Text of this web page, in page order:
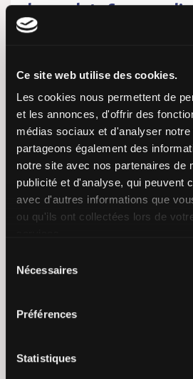
Ce site web utilise des cookies.
Les cookies nous permettent de
et les annonces, d'offrir des
médias sociaux et d'analyser
partageons également des
notre site avec nos partenaires de
publicité et d'analyse, qui peuvent
avec d'autres informations que
ou qu'ils ont collectées lors de
Nécessaires
Préférences
Statistiques
deux plateformes
Intelligentes
Communiqué de Presse Paris,
– Le groupe Quinten décroche
de fonds à hauteur de 14M€ des
CAPITAL, spécialisé dans la
Lire la suite